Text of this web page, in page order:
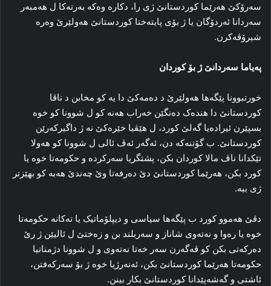
سەرۆکێ هەرێما کوردستانێ ژی را، دکارە وەکە بەرتەکا ل هەمبەر
سەردانا ئەردۆگان یا ژ بۆی پایتەختا کوردستانێ هەولێرێ وەرە
شیرۆڤەکرن.
پەیاما سەردانێ ژ بۆ کوردان
خورتبوونا پێگەها هەولێرێ د دەمەکێ دا یە کو مخابن د ناڤا
کوردستانێ دا هندەک دەنگێن خه‌راب هەنە کو ل شوونا کو خوە
بسپێرن ئیرادەیا گەلێ کورد، ل هێڤیا خێره‌كێ نه‌ ژ داگیرکەرێن
کوردستانێ. ب گۆتنەکە دن، ئەگەر ئەڤ ئالی ل شوونا کو هه‌ولا
تێكدانا ناڤ مالا کوردان بكن، پشتگریا سەرکردە و حکومەتا خوە یا
کورد بکن، هەرێما کوردستانێ دێ ده‌رفه‌تا وێ چه‌ندێ هه‌به‌ كو بهێزتر
ژی ببە.
دڤێ هەموو کورد ب پێگه‌ها سیاسی و دیپلۆماتیک یا ته‌كانه‌ حکومەتا
خوە یا رەوا و نەتەوی شاناز و سەربلند بن و زەختێ ل ئالیێن ژ رێ
ده‌ركه‌تی بکن کو ڤەگەرن سەر خەتا نەتەوی و ل شوونا دژمناتیا
حکومەتا هەرێما کوردستانێ بكن، ئەنەرژیا خوە ژ بۆ سەرکەفتن،
ئاشتی و گەشەپێدانا کوردستانێ بکار بینن.